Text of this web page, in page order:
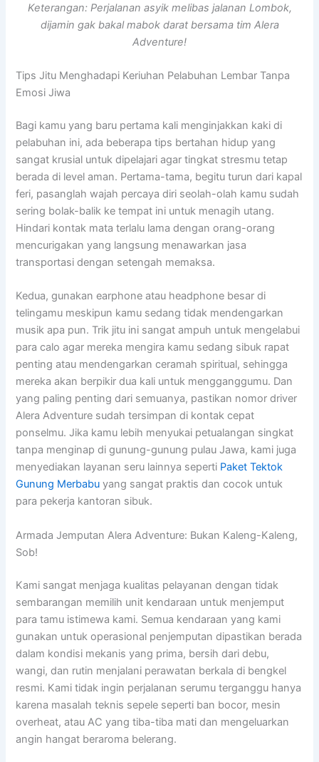
Keterangan: Perjalanan asyik melibas jalanan Lombok,
dijamin gak bakal mabok darat bersama tim Alera
Adventure!
Tips Jitu Menghadapi Keriuhan Pelabuhan Lembar Tanpa
Emosi Jiwa
Bagi kamu yang baru pertama kali menginjakkan kaki di
pelabuhan ini, ada beberapa tips bertahan hidup yang
sangat krusial untuk dipelajari agar tingkat stresmu tetap
berada di level aman. Pertama-tama, begitu turun dari kapal
feri, pasanglah wajah percaya diri seolah-olah kamu sudah
sering bolak-balik ke tempat ini untuk menagih utang.
Hindari kontak mata terlalu lama dengan orang-orang
mencurigakan yang langsung menawarkan jasa
transportasi dengan setengah memaksa.
Kedua, gunakan earphone atau headphone besar di
telingamu meskipun kamu sedang tidak mendengarkan
musik apa pun. Trik jitu ini sangat ampuh untuk mengelabui
para calo agar mereka mengira kamu sedang sibuk rapat
penting atau mendengarkan ceramah spiritual, sehingga
mereka akan berpikir dua kali untuk mengganggumu. Dan
yang paling penting dari semuanya, pastikan nomor driver
Alera Adventure sudah tersimpan di kontak cepat
ponselmu. Jika kamu lebih menyukai petualangan singkat
tanpa menginap di gunung-gunung pulau Jawa, kami juga
menyediakan layanan seru lainnya seperti Paket Tektok
Gunung Merbabu yang sangat praktis dan cocok untuk
para pekerja kantoran sibuk.
Armada Jemputan Alera Adventure: Bukan Kaleng-Kaleng,
Sob!
Kami sangat menjaga kualitas pelayanan dengan tidak
sembarangan memilih unit kendaraan untuk menjemput
para tamu istimewa kami. Semua kendaraan yang kami
gunakan untuk operasional penjemputan dipastikan berada
dalam kondisi mekanis yang prima, bersih dari debu,
wangi, dan rutin menjalani perawatan berkala di bengkel
resmi. Kami tidak ingin perjalanan serumu terganggu hanya
karena masalah teknis sepele seperti ban bocor, mesin
overheat, atau AC yang tiba-tiba mati dan mengeluarkan
angin hangat beraroma belerang.